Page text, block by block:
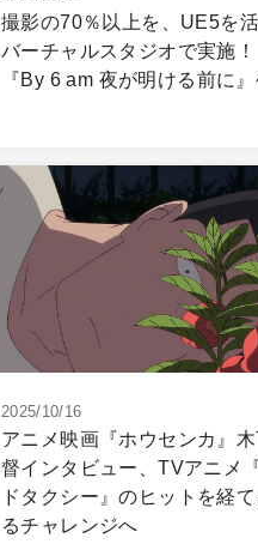
撮影の70％以上を、UE5を
バーチャルスタジオで実施
『By 6 am 夜が明ける前に』
2025/10/16
アニメ映画『ホウセンカ』
督インタビュー、TVアニメ
ドタクシー』のヒットを経
るチャレンジへ